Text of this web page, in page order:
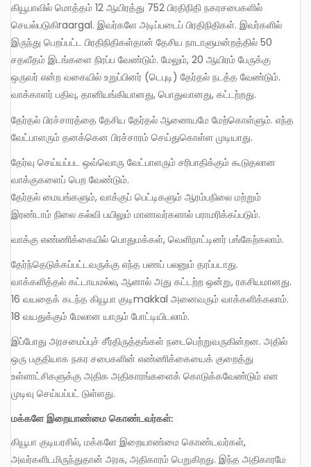
கியூபாவில் மொத்தம் 12 ஆயிரத்து 752 பிரதிநிதி நகரசபைகளில்
செயல்படுகிraargal. இவர்களே அடிப்படைப் பிரதிநிதிகள். இவர்களில்
இருந்து பெறப்பட்ட பிரதிநிதிகள்தான் தேசிய நாடாளுமன்றத்தில் 50
சதவீதம் இடங்களை நிரப்ப வேண்டும். மேலும், 20 ஆயிரம் பேருக்கு
ஒருவர் என்ற வகையில் உறுப்பினர் (டெபுடி) தேர்தல் நடத்த வேண்டும்.
வாக்காளர் பதிவு, தானியங்கியானது, பொதுவானது, கட்டற்றது.
தேர்தல் பிரச்சாரத்தை தேசிய தேர்தல் ஆணையமே மேற்கொள்ளும். எந்த
வேட்பாளரும் தனக்கென பிரச்சாரம் செய்துகொள்ள முடியாது.
தேர்வு செய்யப்பட ஒவ்வொரு வேட்பாளரும் சரிபாதிக்கும் கூடுதலான
வாக்குகளைப் பெற வேண்டும்.
தேர்தல் மையங்களும், வாக்குப் பெட்டிகளும் ஆரம்பநிலை மற்றும்
இரண்டாம் நிலை கல்வி பயிலும் மாணவர்களால் பராமரிக்கப்படும்.
வாக்கு எண்ணிக்கையில் பொதுமக்கள், வெளிநாட்டினர் பங்கேற்கலாம்.
தேர்ந்தெடுக்கப்பட்டவருக்கு எந்த பணப் பலனும் தரப்படாது.
வாக்களித்தல் கட்டாயமல்ல, ஆனால் அது கட்டற்ற ஒன்று, ரகசியமானது.
16 வயதைக் கடந்த கியூபா குடிmakkal அனைவரும் வாக்களிக்கலாம்.
18 வயதுக்கும் மேலான யாரும் போட்டியிடலாம்.
இப்போது அரசமைப்புச் சீர்திருத்தங்கள் நடைபெற்றுவருகின்றன. அதில்
ஒரு பகுதியாக நகர சபைகளின் எண்ணிக்கையைக் குறைத்து
உள்ளாட்சிகளுக்கு அதிக அதிகாரங்களைக் கொடுக்கவேண்டும் என
முடிவு செய்யப்பட் டுள்ளது.
மக்களே இறையாண்மை கொண்டவர்கள்:
கியூபா குடியரசில், மக்களே இறையாண்மை கொண்டவர்கள்,
அவர்களிடமிருந்துதான் அரசு, அதிகாரம் பெறுகிறது. இந்த அதிகாரமே